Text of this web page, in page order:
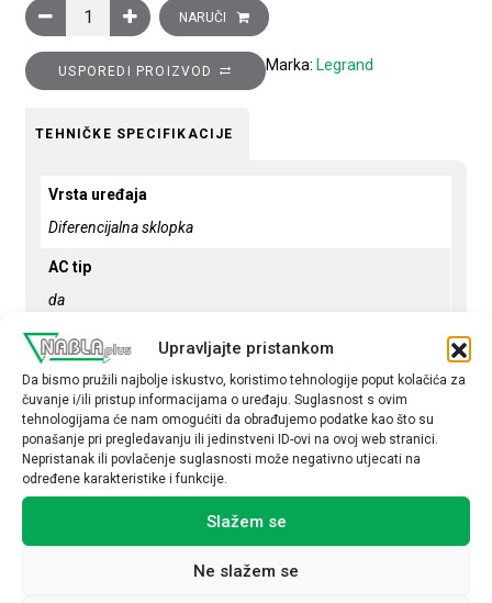
Upravljajte pristankom
Da bismo pružili najbolje iskustvo, koristimo tehnologije poput kolačića za
čuvanje i/ili pristup informacijama o uređaju. Suglasnost s ovim
tehnologijama će nam omogućiti da obrađujemo podatke kao što su
ponašanje pri pregledavanju ili jedinstveni ID-ovi na ovoj web stranici.
Nepristanak ili povlačenje suglasnosti može negativno utjecati na
određene karakteristike i funkcije.
Slažem se
Ne slažem se
Diferencijalna zaštitna sklopka, 4P, DX3, 80A, 300 mA, A tip
NARUČI
USPOREDI PROIZVOD Marka: Legrand
TEHNIČKE SPECIFIKACIJE
Vrsta uređaja
Diferencijalna sklopka
AC tip
da
Broj polova
4P
Osjetljivost (mA)
300mA
Struja (A)